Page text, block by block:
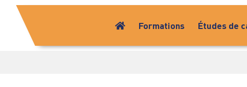
Formations Études de